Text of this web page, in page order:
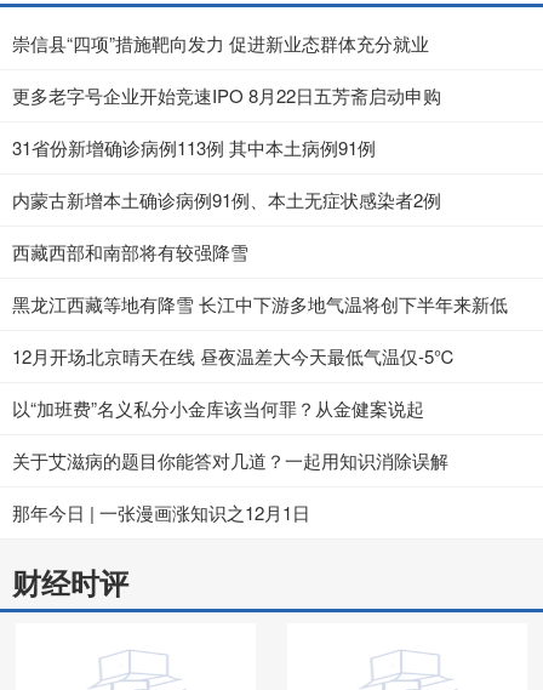
崇信县“四项”措施靶向发力 促进新业态群体充分就业
更多老字号企业开始竞速IPO 8月22日五芳斋启动申购
31省份新增确诊病例113例 其中本土病例91例
内蒙古新增本土确诊病例91例、本土无症状感染者2例
西藏西部和南部将有较强降雪
黑龙江西藏等地有降雪 长江中下游多地气温将创下半年来新低
12月开场北京晴天在线 昼夜温差大今天最低气温仅-5℃
以“加班费”名义私分小金库该当何罪？从金健案说起
关于艾滋病的题目你能答对几道？一起用知识消除误解
那年今日 | 一张漫画涨知识之12月1日
财经时评